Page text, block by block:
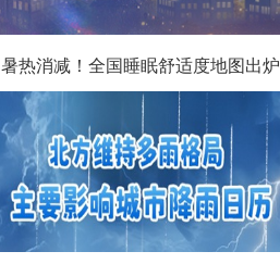
暑热消减！全国睡眠舒适度地图出炉